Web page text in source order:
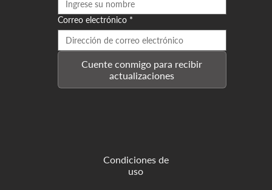
Correo electrónico *
Cuente conmigo para recibir
actualizaciones
Condiciones de
uso